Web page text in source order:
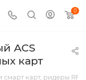
0
ACS
карт
смарт карт, ридеры